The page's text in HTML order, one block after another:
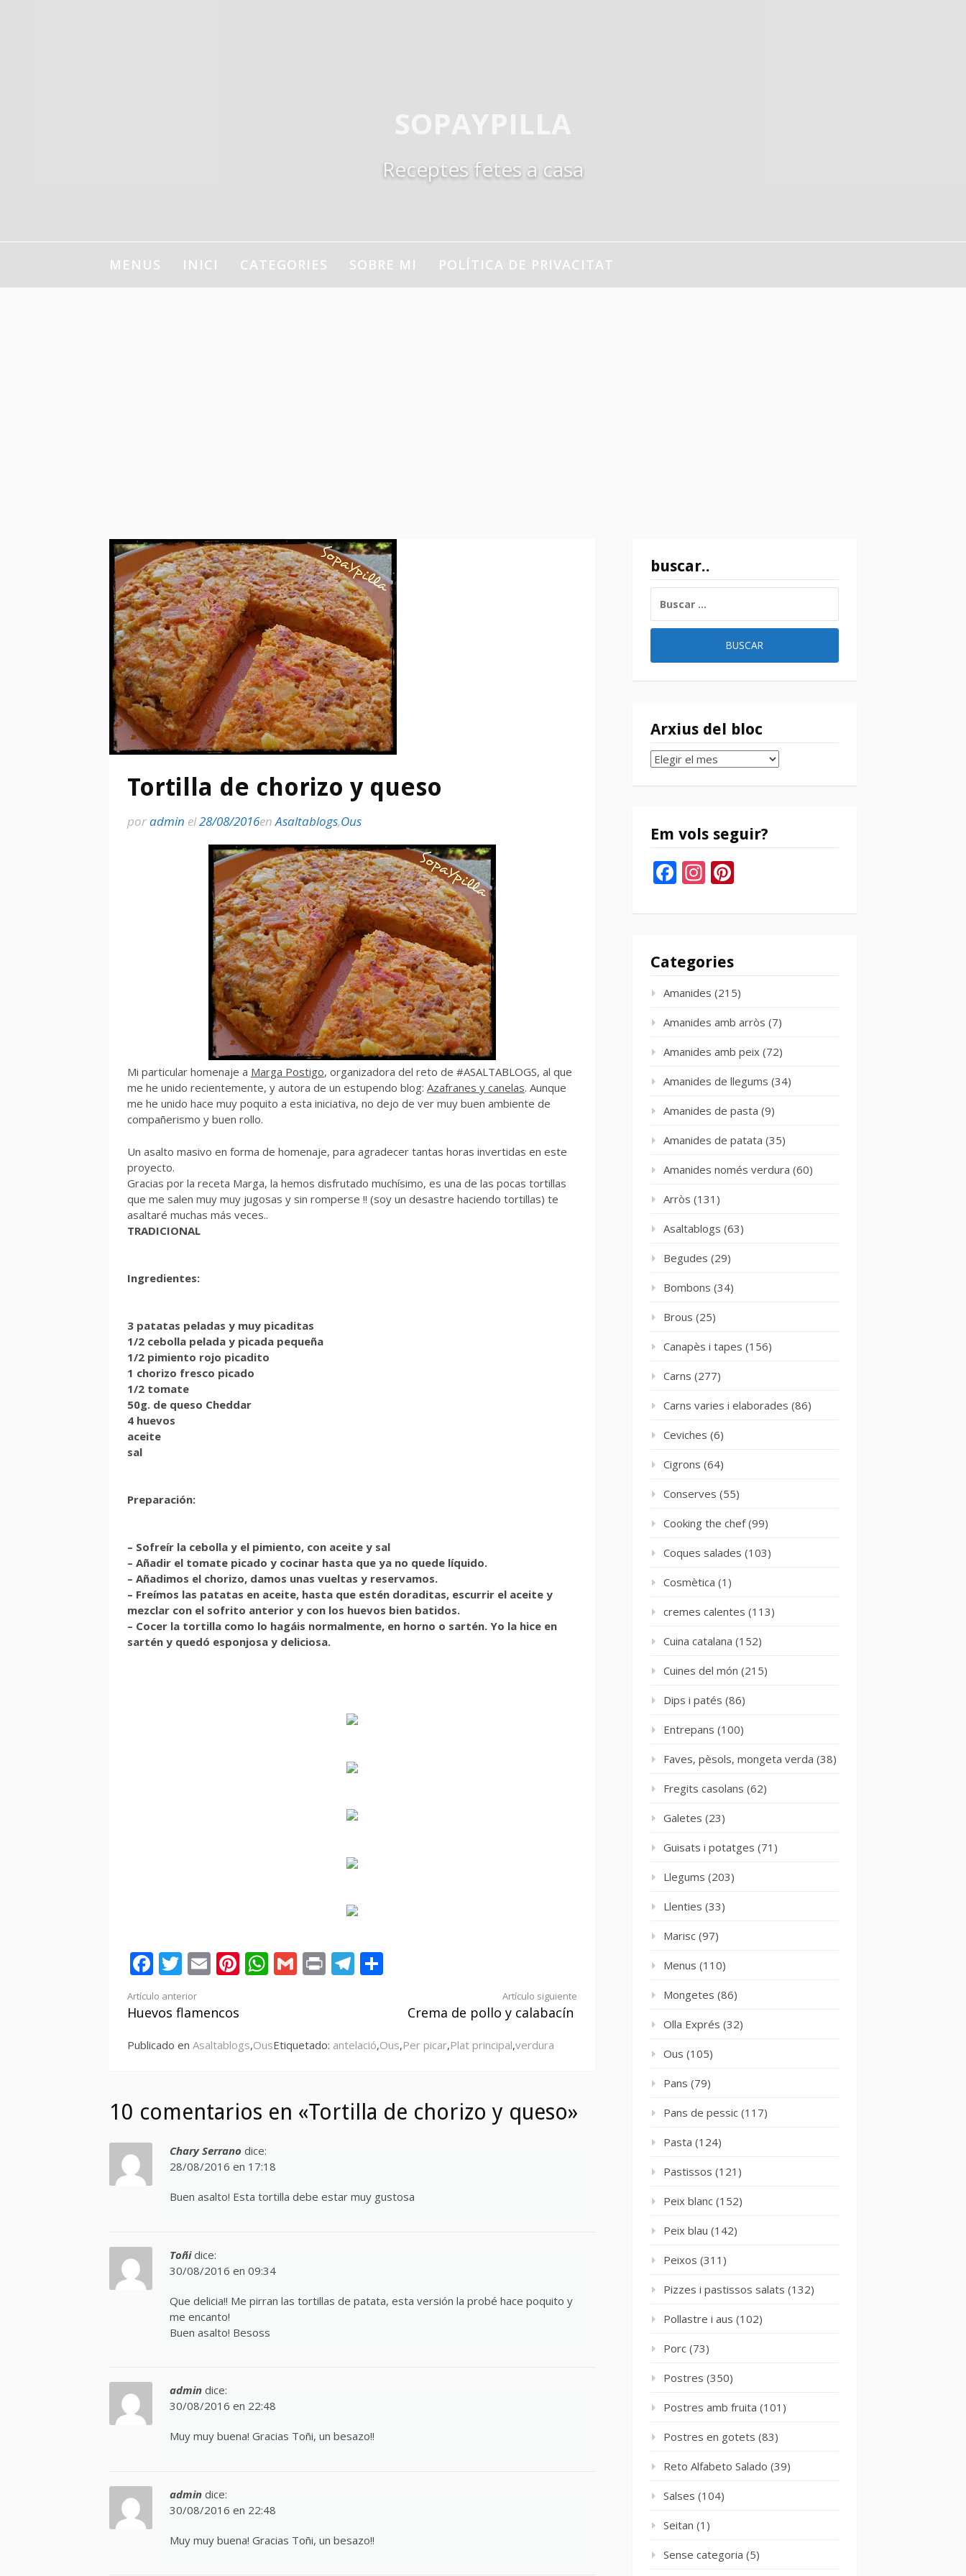
Receptes fetes a casa
MENUS INICI CATEGORIES SOBRE MI POLÍTICA DE PRIVACITAT
Tortilla de chorizo y queso
poradmin el28/08/2016enAsaltablogs,Ous
Mi particular homenaje a Marga Postigo, organizadora del reto de #ASALTABLOGS, al que
me he unido recientemente, y autora de un estupendo blog: Azafranes y canelas. Aunque
me he unido hace muy poquito a esta iniciativa, no dejo de ver muy buen ambiente de
compañerismo y buen rollo.
Un asalto masivo en forma de homenaje, para agradecer tantas horas invertidas en este
proyecto.
Gracias por la receta Marga, la hemos disfrutado muchísimo, es una de las pocas tortillas
que me salen muy muy jugosas y sin romperse !! (soy un desastre haciendo tortillas) te
asaltaré muchas más veces..
TRADICIONAL
Ingredientes:
3 patatas peladas y muy picaditas
1/2 cebolla pelada y picada pequeña
1/2 pimiento rojo picadito
1 chorizo fresco picado
1/2 tomate
50g. de queso Cheddar
4 huevos
aceite
sal
Preparación:
– Sofreír la cebolla y el pimiento, con aceite y sal
– Añadir el tomate picado y cocinar hasta que ya no quede líquido.
– Añadimos el chorizo, damos unas vueltas y reservamos.
– Freímos las patatas en aceite, hasta que estén doraditas, escurrir el aceite y
mezclar con el sofrito anterior y con los huevos bien batidos.
– Cocer la tortilla como lo hagáis normalmente, en horno o sartén. Yo la hice en
sartén y quedó esponjosa y deliciosa.
Facebook
Twitter
EmailPinterest
WhatsApp
GmailPrintTelegram
Seguir
Artículo anterior
Huevos flamencos
Artículo siguiente
Crema de pollo y calabacín
Publicado en Asaltablogs,OusEtiquetado: antelació,Ous,Per picar,Plat principal,verdura
10 comentarios en «Tortilla de chorizo y queso»
Chary Serrano dice:
28/08/2016 en 17:18
Buen asalto! Esta tortilla debe estar muy gustosa
Toñi dice:
30/08/2016 en 09:34
Que delicia!! Me pirran las tortillas de patata, esta versión la probé hace poquito y
me encanto!
Buen asalto! Besoss
admin dice:
30/08/2016 en 22:48
Muy muy buena! Gracias Toñi, un besazo!!
admin dice:
30/08/2016 en 22:48
Muy muy buena! Gracias Toñi, un besazo!!
buscar..
Arxius del bloc
Arxius
bloc
Em vols seguir?
Facebook
Instagram
Categories
Amanides (215)
Amanides amb arròs (7)
Amanides amb peix (72)
Amanides de llegums (34)
Amanides de pasta (9)
Amanides de patata (35)
Amanides només verdura (60)
Arròs (131)
Asaltablogs (63)
Begudes (29)
Bombons (34)
Brous (25)
Canapès i tapes (156)
Carns (277)
Carns varies i elaborades (86)
Ceviches (6)
Cigrons (64)
Conserves (55)
Cooking the chef(99)
Coques salades (103)
Cosmètica (1)
cremes calentes (113)
Cuina catalana (152)
Cuines del món (215)
Dips i patés (86)
Entrepans (100)
Faves, pèsols, mongeta verda (38)
Fregits casolans (62)
Galetes (23)
Guisats i potatges (71)
Llegums (203)
Llenties (33)
Marisc (97)
Menus (110)
Mongetes (86)
Olla Exprés (32)
Ous (105)
Pans (79)
Pans de pessic (117)
Pasta (124)
Pastissos (121)
Peix blanc (152)
Peix blau (142)
Peixos (311)
Pizzes i pastissos salats (132)
Pollastre i aus (102)
Porc (73)
Postres (350)
Postres amb fruita (101)
Postres en gotets (83)
Reto Alfabeto Salado (39)
Salses (104)
Seitan (1)
Sense categoria (5)